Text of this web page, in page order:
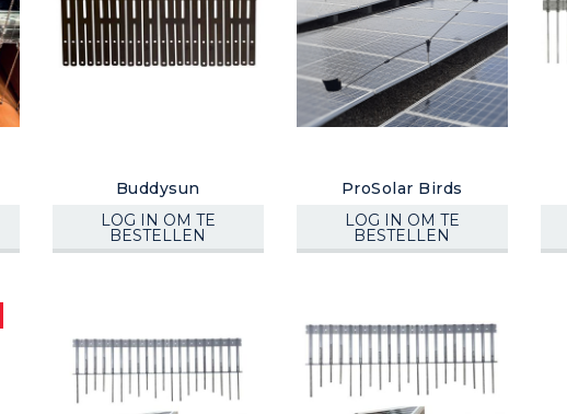
Buddysun
LOG IN OM TE
BESTELLEN
ProSolar Birds
LOG IN OM TE
BESTELLEN